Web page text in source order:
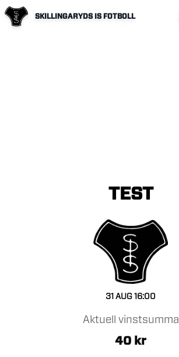
SKILLINGARYDS IS FOTBOLL
TEST
31 AUG 16:00
Aktuell vinstsumma
40 kr